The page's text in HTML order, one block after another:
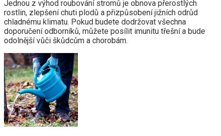
Jednou z výhod roubování stromů je obnova přerostlých
rostlin, zlepšení chuti plodů a přizpůsobení jižních odrůd
chladnému klimatu. Pokud budete dodržovat všechna
doporučení odborníků, můžete posílit imunitu třešní a bude
odolnější vůči škůdcům a chorobám.